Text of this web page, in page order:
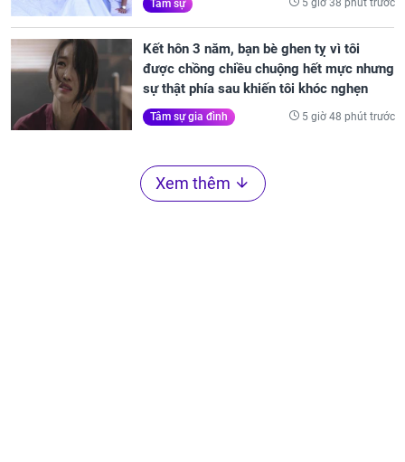
Tâm sự 5 giờ 38 phút trước
Kết hôn 3 năm, bạn bè ghen tỵ vì tôi
được chồng chiều chuộng hết mực nhưng
sự thật phía sau khiến tôi khóc nghẹn
Tâm sự gia đình 5 giờ 48 phút trước
Xem thêm